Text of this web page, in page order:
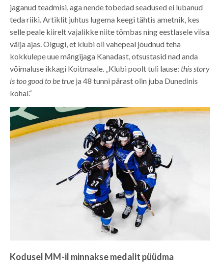
jaganud teadmisi, aga nende tobedad seadused ei lubanud
teda riiki. Artiklit juhtus lugema keegi tähtis ametnik, kes
selle peale kiirelt vajalikke niite tõmbas ning eestlasele viisa
välja ajas. Olgugi, et klubi oli vahepeal jõudnud teha
kokkulepe uue mängijaga Kanadast, otsustasid nad anda
võimaluse ikkagi Koitmaale. „Klubi poolt tuli lause: this story
is too good to be true ja 48 tunni pärast olin juba Dunedinis
kohal.“
Kodusel MM-il minnakse medalit püüdma